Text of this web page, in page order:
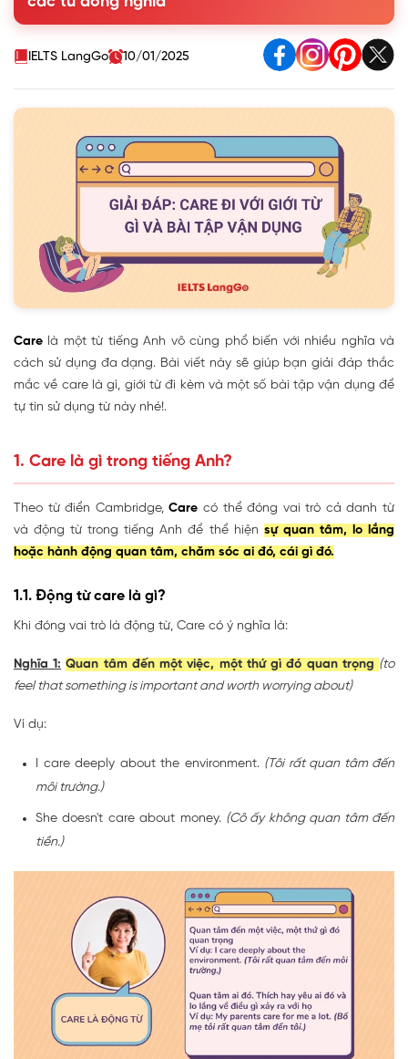
3. Một số cụm từ thông dụng với Care trong tiếng Anh
4. Phân biệt (take) care of, care for và care about trong
5. Bài tập Care đi với giới từ gì - có đáp án
IELTS LangGo 10/01/2025
Care là một từ tiếng Anh vô cùng phổ biến với nhiều nghĩa và
cách sử dụng đa dạng. Bài viết này sẽ giúp bạn giải đáp thắc
mắc về care là gì, giới từ đi kèm và một số bài tập vận dụng để
tự tin sử dụng từ này nhé!.
1. Care là gì trong tiếng Anh?
Theo từ điển Cambridge,Care có thể đóng vai trò cả danh từ
và động từ trong tiếng Anh để thể hiện sự quan tâm, lo lắng
hoặc hành động quan tâm, chăm sóc ai đó, cái gì đó.
1.1. Động từ care là gì?
Khi đóng vai trò là động từ, Care có ý nghĩa là:
Nghĩa 1: Quan tâm đến một việc, một thứ gì đó quan trọng (to
feel that something is important and worth worrying about)
Ví dụ:
I care deeply about the environment. (Tôi rất quan tâm đến
môi trường.)
She doesn't care about money. (Cô ấy không quan tâm đến
tiền.)